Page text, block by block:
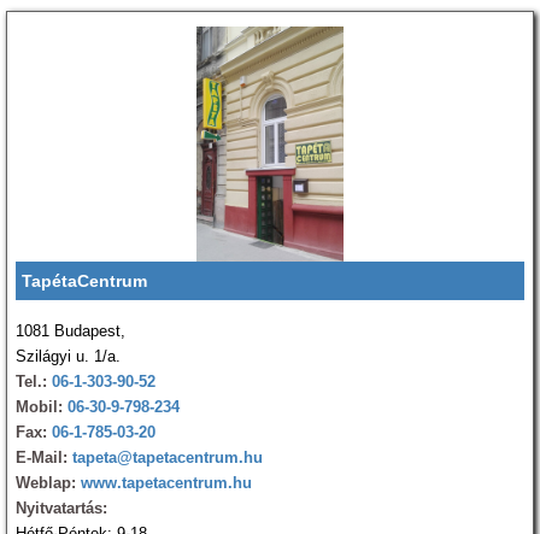
TapétaCentrum
1081 Budapest,
Szilágyi u. 1/a.
Tel.: 06-1-303-90-52
Mobil: 06-30-9-798-234
Fax: 06-1-785-03-20
E-Mail: tapeta@tapetacentrum.hu
Weblap: www.tapetacentrum.hu
Nyitvatartás: